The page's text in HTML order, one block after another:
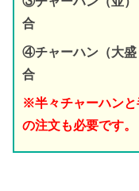
合 価格：
④チャーハン（大
合 価格：
※半々チャーハンと
の注文も必要です。